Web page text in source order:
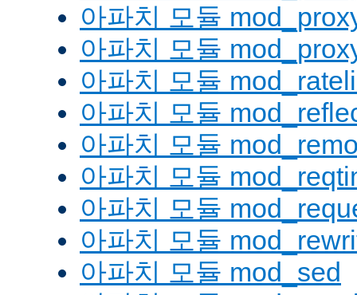
아파치 모듈
아파치 모듈
아파치 모듈
아파치 모듈
아파치 모듈
아파치 모듈
아파치 모듈
아파치 모듈
아파치 모듈 mod_sed